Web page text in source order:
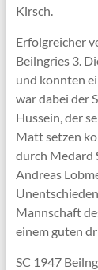
Kirsch.
Erfolgreicher
Beilngries 3.
und konnten
war dabei der
Hussein, der
Matt setzen
durch Medard
Andreas
Mannschaft
einem guten
SC 1947